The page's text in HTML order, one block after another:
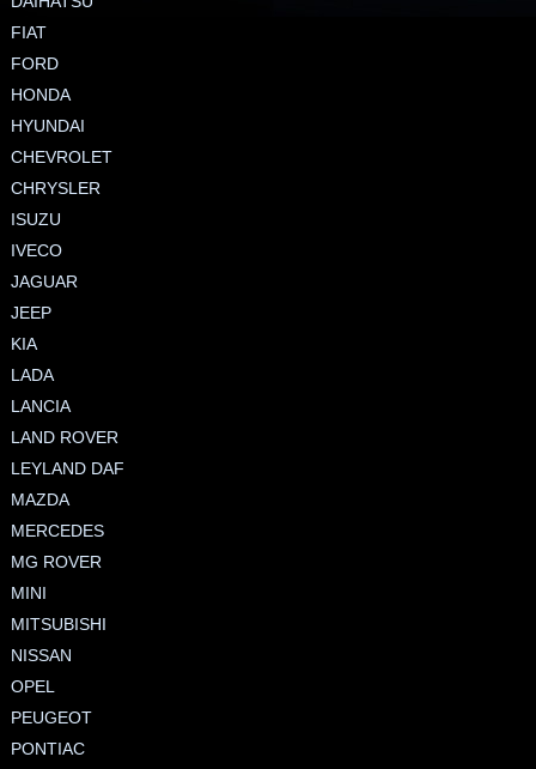
FIAT
FORD
HONDA
HYUNDAI
CHEVROLET
CHRYSLER
ISUZU
IVECO
JAGUAR
JEEP
KIA
LADA
LANCIA
LAND ROVER
LEYLAND DAF
MAZDA
MERCEDES
MG ROVER
MINI
MITSUBISHI
NISSAN
OPEL
PEUGEOT
PONTIAC